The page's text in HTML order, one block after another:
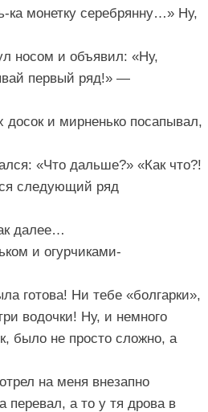
ка монетку серебрянну…» Ну,
носом и объявил: «Ну,
первый ряд!» —
и мирненько посапывал,
«Что дальше?» «Как что?!
следующий ряд
далее…
и огурчиками-
готова! Ни тебе «болгарки»,
водочки! Ну, и немного
было не просто сложно, а
на меня внезапно
перевал, а то у тя дрова в